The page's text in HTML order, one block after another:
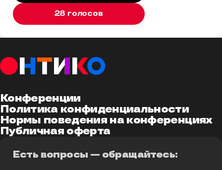
28 голосов
Конференции
Политика конфиденциальности
Нормы поведения на конференциях
Публичная оферта
Есть вопросы — обращайтесь: